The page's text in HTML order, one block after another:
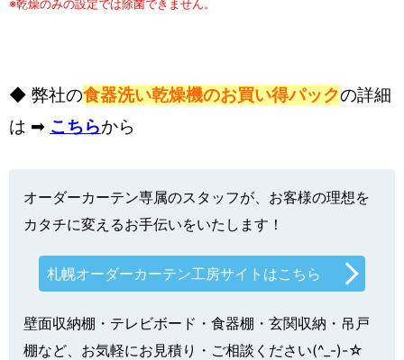
※乾燥のみの設定では除菌できません。
◆ 弊社の食器洗い乾燥機のお買い得パックの詳細
は ➡ こちらから
オーダーカーテン専属のスタッフが、お客様の理想を
カタチに変えるお手伝いをいたします！
札幌オーダーカーテン工房サイトはこちら
壁面収納棚・テレビボード・食器棚・玄関収納・吊戸
棚など、お気軽にお見積り・ご相談ください(^_-)-☆